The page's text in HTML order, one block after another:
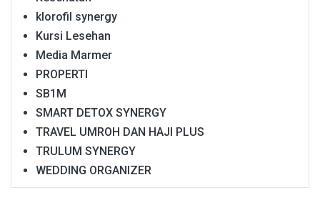
klorofil synergy
Kursi Lesehan
Media Marmer
PROPERTI
SB1M
SMART DETOX SYNERGY
TRAVEL UMROH DAN HAJI PLUS
TRULUM SYNERGY
WEDDING ORGANIZER